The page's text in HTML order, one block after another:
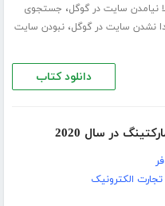
نیامدن سایت در گوگل، جستجوی
نشدن سایت در گوگل،نبودن سایت
دانلود کتاب
الکترونیک